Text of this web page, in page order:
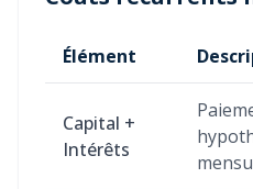
Élément
Capital +
Intérêts